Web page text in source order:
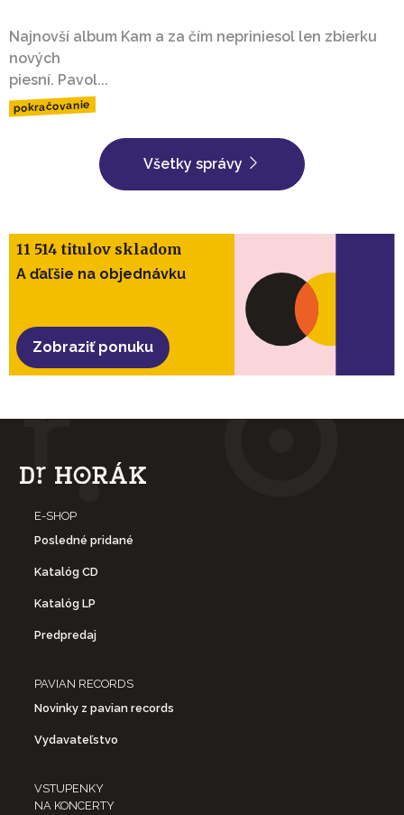
Najnovší album Kam a za čím nepriniesol len zbierku
nových
piesní. Pavol...
pokračovanie
Všetky správy
11 514 titulov skladom
A ďaľšie na objednávku
Zobraziť ponuku
E-SHOP
Posledné pridané
Katalóg CD
Katalóg LP
Predpredaj
PAVIAN RECORDS
Novinky z pavian records
Vydavateľstvo
VSTUPENKY
NA KONCERTY